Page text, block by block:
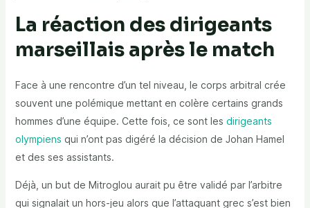
La réaction des dirigeants
marseillais après le match
Face à une rencontre d’un tel niveau, le corps arbitral crée
souvent une polémique mettant en colère certains grands
hommes d’une équipe. Cette fois, ce sont les dirigeants
olympiens qui n’ont pas digéré la décision de Johan Hamel
et des ses assistants.
Déjà, un but de Mitroglou aurait pu être validé par l’arbitre
qui signalait un hors-jeu alors que l’attaquant grec s’est bien